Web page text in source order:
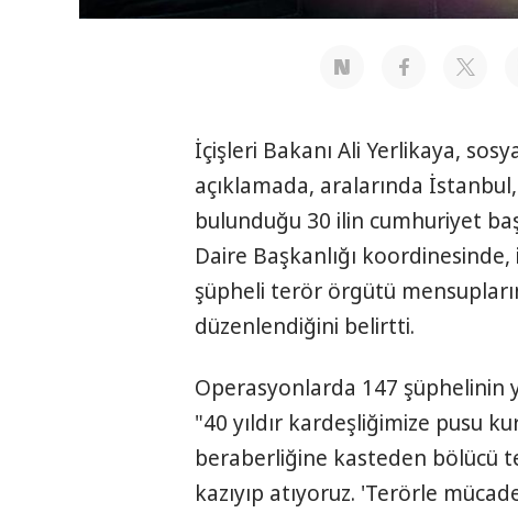
İçişleri Bakanı Ali Yerlikaya,
açıklamada, aralarında
bulunduğu 30 ilin cumhuriyet
Daire Başkanlığı
şüpheli terör örgütü
düzenlendiğini belirtti.
Operasyonlarda 147 şüphelinin
"40 yıldır kardeşliğimize pusu
beraberliğine kasteden bölücü
kazıyıp atıyoruz. 'Terörle